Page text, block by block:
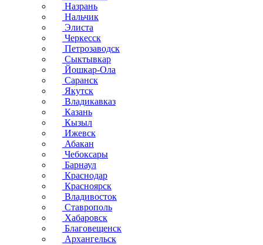
Назрань
Нальчик
Элиста
Черкесск
Петрозаводск
Сыктывкар
Йошкар-Ола
Саранск
Якутск
Владикавказ
Казань
Кызыл
Ижевск
Абакан
Чебоксары
Барнаул
Краснодар
Красноярск
Владивосток
Ставрополь
Хабаровск
Благовещенск
Архангельск